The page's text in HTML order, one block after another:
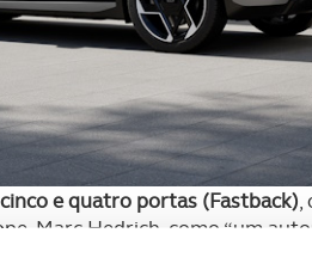
e quatro portas (Fastback),
Marc Hedrich, como “um